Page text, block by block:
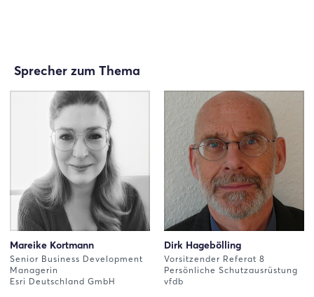
Sprecher zum Thema
Mareike Kortmann
Senior Business Development
Managerin
Esri Deutschland GmbH
Dirk Hagebölling
Vorsitzender Referat 8
Persönliche Schutzausrüstung
vfdb